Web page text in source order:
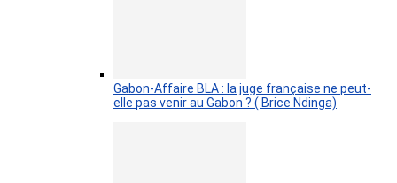
Gabon-Affaire BLA : la juge française ne peut-
elle pas venir au Gabon ? ( Brice Ndinga)